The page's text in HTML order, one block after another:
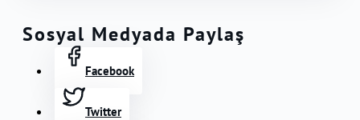
Sosyal Medyada Paylaş
Facebook
Twitter